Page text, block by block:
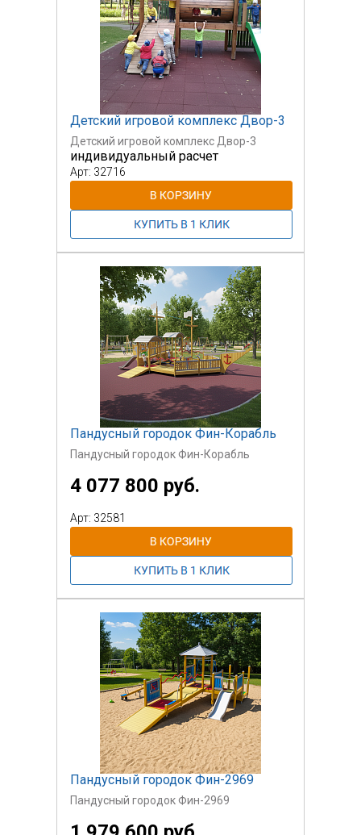
Детский игровой комплекс Двор-3
Детский игровой комплекс Двор-3
индивидуальный расчет
Арт: 32716
Пандусный городок Фин-Корабль
Пандусный городок Фин-Корабль
4 077 800 руб.
Арт: 32581
Пандусный городок Фин-2969
Пандусный городок Фин-2969